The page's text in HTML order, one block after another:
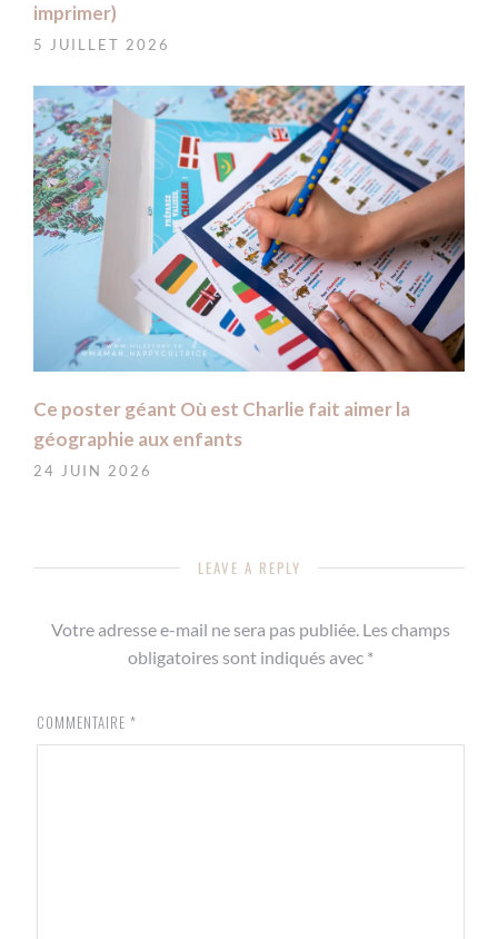
imprimer)
5 JUILLET 2026
Ce poster géant Où est Charlie fait aimer la
géographie aux enfants
24 JUIN 2026
LEAVE A REPLY
Votre adresse e-mail ne sera pas publiée. Les champs
obligatoires sont indiqués avec *
COMMENTAIRE *